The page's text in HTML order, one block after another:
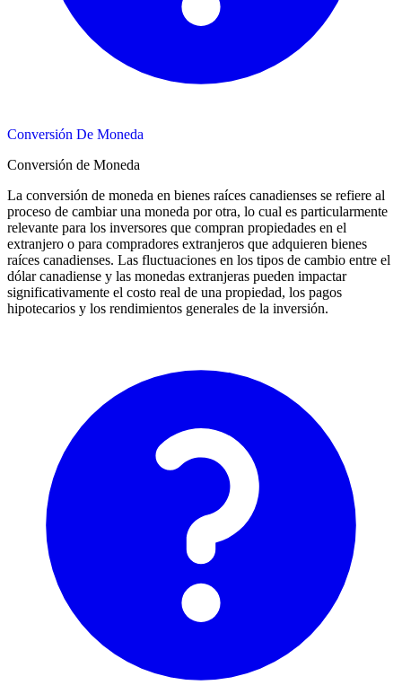
Conversión De Moneda
Conversión de Moneda
La conversión de moneda en bienes raíces canadienses se refiere al
proceso de cambiar una moneda por otra, lo cual es particularmente
relevante para los inversores que compran propiedades en el
extranjero o para compradores extranjeros que adquieren bienes
raíces canadienses. Las fluctuaciones en los tipos de cambio entre el
dólar canadiense y las monedas extranjeras pueden impactar
significativamente el costo real de una propiedad, los pagos
hipotecarios y los rendimientos generales de la inversión.